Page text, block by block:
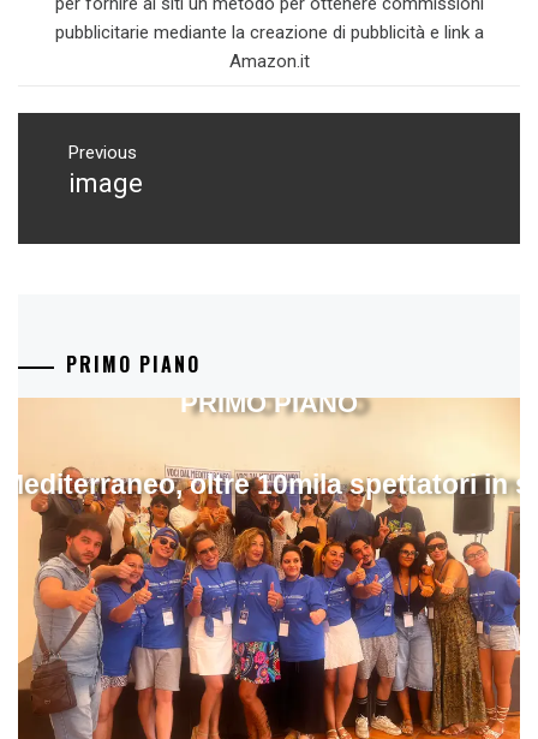
pubblicitarie mediante la creazione di pubblicità e link a
Amazon.it
Navigazione
articoli
Previous
Previous
image
PRIMO PIANO
oltre 10mila spettatori in
PRIMO PIANO